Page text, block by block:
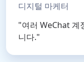
디지털 마케터
"여러 WeChat 계
니다."